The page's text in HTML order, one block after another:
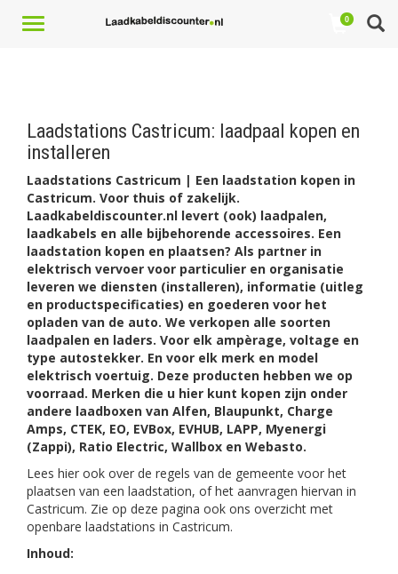
Toggle
0
Laadstations Castricum: laadpaal kopen en
installeren
Laadstations Castricum | Een laadstation kopen in
Castricum. Voor thuis of zakelijk.
Laadkabeldiscounter.nl levert (ook) laadpalen,
laadkabels en alle bijbehorende accessoires. Een
laadstation kopen en plaatsen? Als partner in
elektrisch vervoer voor particulier en organisatie
leveren we diensten (installeren), informatie (uitleg
en productspecificaties) en goederen voor het
opladen van de auto. We verkopen alle soorten
laadpalen en laders. Voor elk ampèrage, voltage en
type autostekker. En voor elk merk en model
elektrisch voertuig. Deze producten hebben we op
voorraad. Merken die u hier kunt kopen zijn onder
andere laadboxen van Alfen, Blaupunkt, Charge
Amps, CTEK, EO, EVBox, EVHUB, LAPP, Myenergi
(Zappi), Ratio Electric, Wallbox en Webasto.
Lees hier ook over de regels van de gemeente voor het
plaatsen van een laadstation, of het aanvragen hiervan in
Castricum. Zie op deze pagina ook ons overzicht met
openbare laadstations in Castricum.
Inhoud: